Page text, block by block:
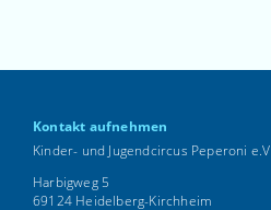
Kontakt aufnehmen
Kinder- und Jugendcircus Peperoni e.V
Harbigweg 5
69124 Heidelberg-Kirchheim